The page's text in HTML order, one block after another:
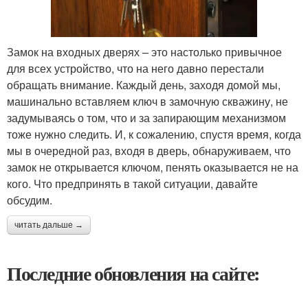
Замок на входных дверях – это настолько привычное
для всех устройство, что на него давно перестали
обращать внимание. Каждый день, заходя домой мы,
машинально вставляем ключ в замочную скважину, не
задумываясь о том, что и за запирающим механизмом
тоже нужно следить. И, к сожалению, спустя время, когда
мы в очередной раз, входя в дверь, обнаруживаем, что
замок не открывается ключом, пенять оказывается не на
кого. Что предпринять в такой ситуации, давайте
обсудим.
читать дальше →
Последние обновления на сайте: